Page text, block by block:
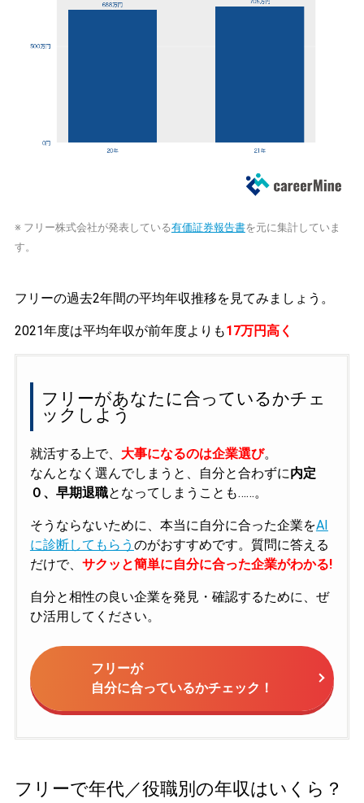
※ フリー株式会社が発表している有価証券報告書を元に集計していま
す。
フリーの過去2年間の平均年収推移を見てみましょう。
2021年度は平均年収が前年度よりも17万円高く
フリーがあなたに合っているかチェ
ックしよう
就活する上で、 大事になるのは企業選び。
なんとなく選んでしまうと、自分と合わずに内定
０、早期退職となってしまうことも……。
そうならないために、本当に自分に合った企業をAI
に診断してもらう のがおすすめです。質問に答える
だけで、 サクッと簡単に自分に合った企業がわかる!
自分と相性の良い企業を発見・確認するために、ぜ
ひ活用してください。
フリーが
自分に合っているかチェック！
フリーで年代／役職別の年収はいくら？